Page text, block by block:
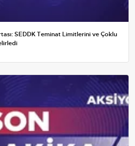
SEDDK Teminat Limitlerini ve Çoklu